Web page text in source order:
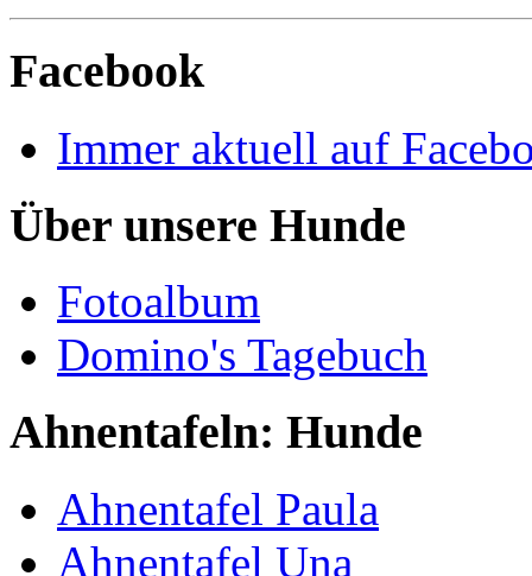
Facebook
Immer aktuell auf
Über unsere Hunde
Fotoalbum
Domino's Tagebuch
Ahnentafeln: Hunde
Ahnentafel Paula
Ahnentafel Una